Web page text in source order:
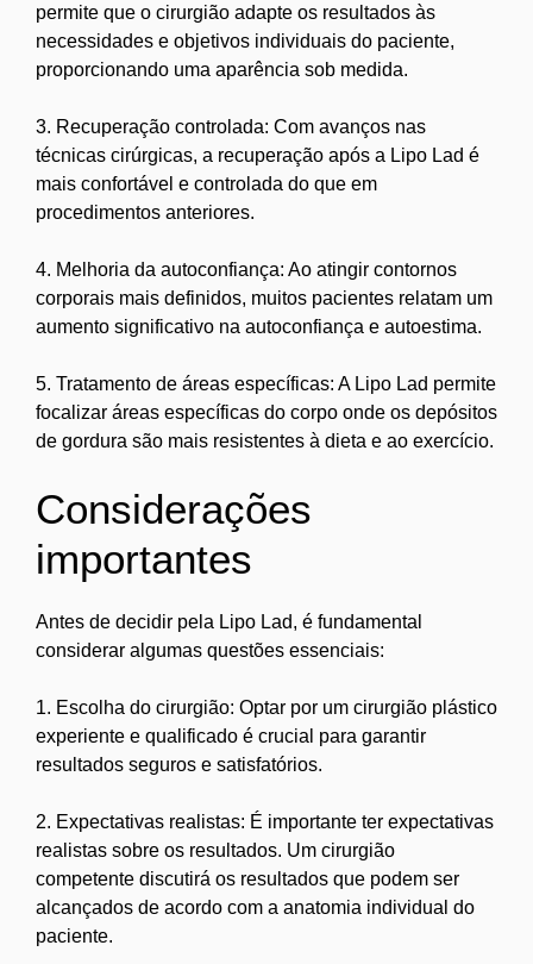
permite que o cirurgião adapte os resultados às
necessidades e objetivos individuais do paciente,
proporcionando uma aparência sob medida.
3. Recuperação controlada: Com avanços nas
técnicas cirúrgicas, a recuperação após a Lipo Lad é
mais confortável e controlada do que em
procedimentos anteriores.
4. Melhoria da autoconfiança: Ao atingir contornos
corporais mais definidos, muitos pacientes relatam um
aumento significativo na autoconfiança e autoestima.
5. Tratamento de áreas específicas: A Lipo Lad permite
focalizar áreas específicas do corpo onde os depósitos
de gordura são mais resistentes à dieta e ao exercício.
Considerações
importantes
Antes de decidir pela Lipo Lad, é fundamental
considerar algumas questões essenciais:
1. Escolha do cirurgião: Optar por um cirurgião plástico
experiente e qualificado é crucial para garantir
resultados seguros e satisfatórios.
2. Expectativas realistas: É importante ter expectativas
realistas sobre os resultados. Um cirurgião
competente discutirá os resultados que podem ser
alcançados de acordo com a anatomia individual do
paciente.